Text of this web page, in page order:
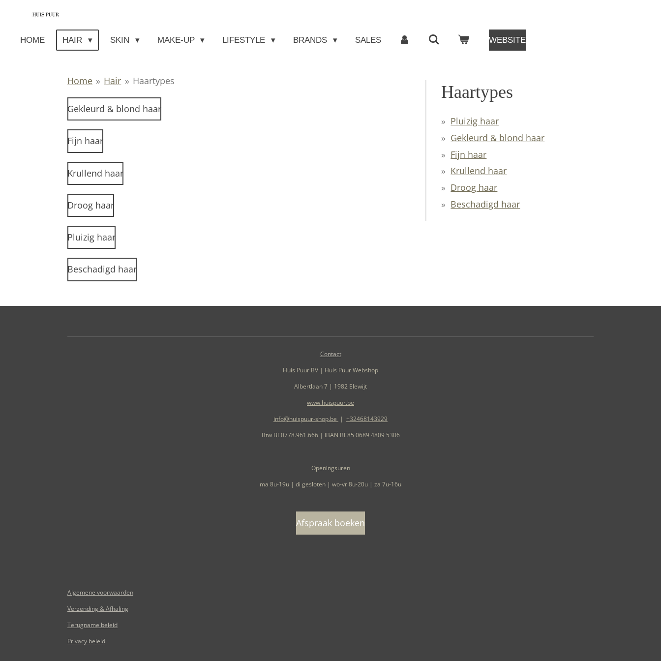
naarHOME HAIR SKIN MAKE-UP LIFESTYLE BRANDS SALES WEBSITE
Home » Hair » Haartypes
Gekleurd & blond haar
Fijn haar
Krullend haar
Droog haar
Pluizig haar
Beschadigd haar
Haartypes
Pluizig haar
Gekleurd & blond haar
Fijn haar
Krullend haar
Droog haar
Beschadigd haar
Contact
Huis Puur BV | Huis Puur Webshop
Albertlaan 7 | 1982 Elewijt
www.huispuur.be
info@huispuur-shop.be | +32468143929
Btw BE0778.961.666 | IBAN BE85 0689 4809 5306
Openingsuren
ma 8u-19u | di gesloten | wo-vr 8u-20u | za 7u-16u
Afspraak boeken
Algemene voorwaarden
Verzending & Afhaling
Terugname beleid
Privacy beleid